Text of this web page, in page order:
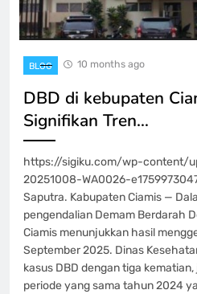
BLOG 10 months ago
DBD di kebupaten
Signifikan Tren…
https://sigiku.com/wp-content/
20251008-WA0026-
Saputra. Kabupaten Ciamis —
pengendalian Demam Berdarah
Ciamis menunjukkan hasil
September 2025. Dinas
kasus DBD dengan tiga
periode yang sama tahun 2024